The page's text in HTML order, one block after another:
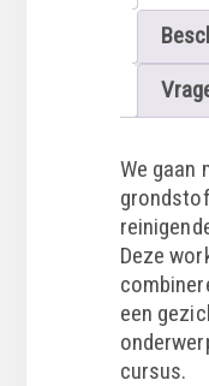
We gaan
Deze
een
cursus.